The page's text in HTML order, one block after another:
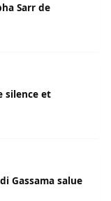
Sarr de
silence et
Gassama salue